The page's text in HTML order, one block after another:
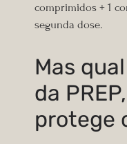
comprimidos + 1
segunda dose.
Mas
da
protege